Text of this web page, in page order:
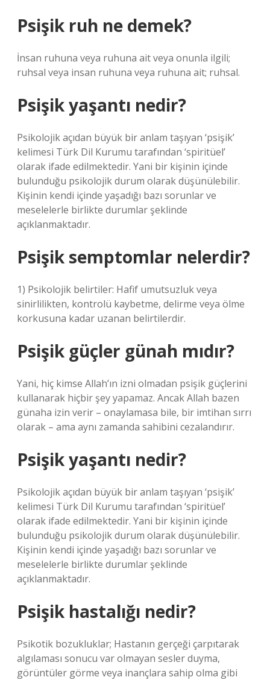
Psişik ruh ne demek?
İnsan ruhuna veya ruhuna ait veya onunla ilgili;
ruhsal veya insan ruhuna veya ruhuna ait; ruhsal.
Psişik yaşantı nedir?
Psikolojik açıdan büyük bir anlam taşıyan ‘psişik’
kelimesi Türk Dil Kurumu tarafından ‘spiritüel’
olarak ifade edilmektedir. Yani bir kişinin içinde
bulunduğu psikolojik durum olarak düşünülebilir.
Kişinin kendi içinde yaşadığı bazı sorunlar ve
meselelerle birlikte durumlar şeklinde
açıklanmaktadır.
Psişik semptomlar nelerdir?
1) Psikolojik belirtiler: Hafif umutsuzluk veya
sinirlilikten, kontrolü kaybetme, delirme veya ölme
korkusuna kadar uzanan belirtilerdir.
Psişik güçler günah mıdır?
Yani, hiç kimse Allah’ın izni olmadan psişik güçlerini
kullanarak hiçbir şey yapamaz. Ancak Allah bazen
günaha izin verir – onaylamasa bile, bir imtihan sırrı
olarak – ama aynı zamanda sahibini cezalandırır.
Psişik yaşantı nedir?
Psikolojik açıdan büyük bir anlam taşıyan ‘psişik’
kelimesi Türk Dil Kurumu tarafından ‘spiritüel’
olarak ifade edilmektedir. Yani bir kişinin içinde
bulunduğu psikolojik durum olarak düşünülebilir.
Kişinin kendi içinde yaşadığı bazı sorunlar ve
meselelerle birlikte durumlar şeklinde
açıklanmaktadır.
Psişik hastalığı nedir?
Psikotik bozukluklar; Hastanın gerçeği çarpıtarak
algılaması sonucu var olmayan sesler duyma,
görüntüler görme veya inançlara sahip olma gibi